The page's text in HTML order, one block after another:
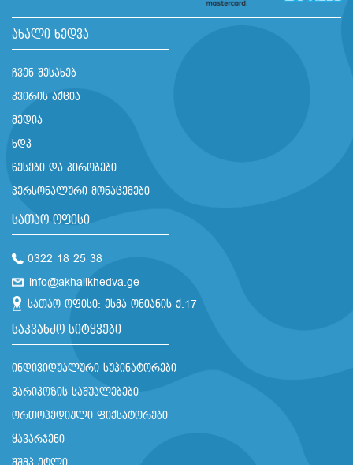
ახალი ხედვა
ჩვენ შესახებ
კვირის აქცია
მედია
ხდკ
წესები და პირობები
პერსონალური მონაცემები
სათაო ოფისი
0322 18 25 38
info@akhalikhedva.ge
სათაო ოფისი: ესმა ონიანის ქ.17
საკვანძო სიტყვები
ინდივიდუალური სუპინატორები
ვარიკოზის საშუალებები
ორთოპედიული ფიქსატორები
ყავარჯენი